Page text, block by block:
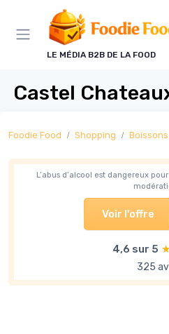
LE MÉDIA B2B DE LA FOOD
Castel
Foodie Food Shopping
L’abus d’alcool est dangereux
Voir l'offre
4,6 sur 5
325
Panneau de gestion des cookies